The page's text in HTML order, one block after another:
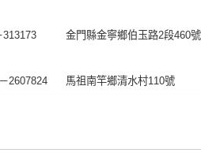
313173 金門縣金寧鄉伯玉路2段460號
2607824 馬祖南竿鄉清水村110號